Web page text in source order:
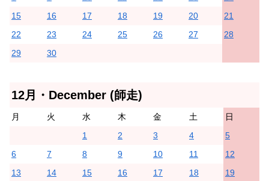
15
16 17 18 19 20
21
22
23 24 25 26 27
28
29
30
12月・December (師走)
月 火 水 木 金 土
日
1
2 3 4
5
6
7 8 9 10 11
12
13
14 15 16 17 18
19